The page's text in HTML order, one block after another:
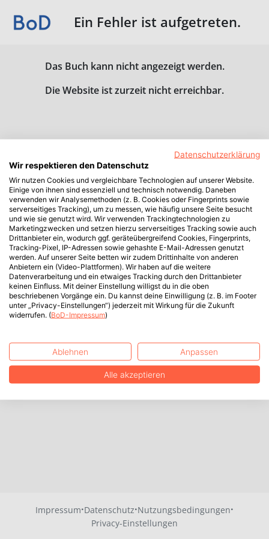
Ein Fehler ist aufgetreten.
Das Buch kann nicht angezeigt werden.
Die Website ist zurzeit nicht erreichbar.
Impressum·Datenschutz·Nutzungsbedingungen·
Privacy-Einstellungen
Datenschutzerklärung
Wir respektieren den Datenschutz
Wir nutzen Cookies und vergleichbare Technologien auf unserer Website.
Einige von ihnen sind essenziell und technisch notwendig. Daneben
verwenden wir Analysemethoden (z. B. Cookies oder Fingerprints sowie
serverseitiges Tracking), um zu messen, wie häufig unsere Seite besucht
und wie sie genutzt wird. Wir verwenden Trackingtechnologien zu
Marketingzwecken und setzen hierzu serverseitiges Tracking sowie auch
Drittanbieter ein, wodurch ggf. geräteübergreifend Cookies, Fingerprints,
Tracking-Pixel, IP-Adressen sowie gehashte E-Mail-Adressen genutzt
werden. Auf unserer Seite betten wir zudem Drittinhalte von anderen
Anbietern ein (Video-Plattformen). Wir haben auf die weitere
Datenverarbeitung und ein etwaiges Tracking durch den Drittanbieter
keinen Einfluss. Mit deiner Einstellung willigst du in die oben
beschriebenen Vorgänge ein. Du kannst deine Einwilligung (z. B. im Footer
unter „Privacy-Einstellungen“) jederzeit mit Wirkung für die Zukunft
widerrufen. (BoD-Impressum)
Ablehnen Anpassen
Alle akzeptieren